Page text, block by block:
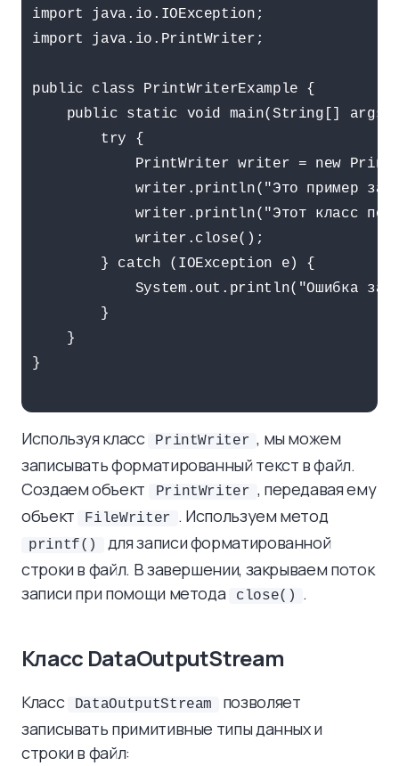
import java.io.IOException;
import java.io.PrintWriter;
public class PrintWriterExample {
public static void main(String[] args)
        try {
PrintWriter writer = new
writer.println("Это пример
writer.println("Этот класс
            writer.close();
        } catch (IOException e) {
System.out.println("Ошибка
        }
    }
}
Используя класс PrintWriter , мы можем
записывать форматированный текст в файл.
Создаем объект
PrintWriter , передавая ему
объект
FileWriter . Используем метод
printf()
для записи форматированной
строки в файл. В завершении, закрываем поток
записи при помощи метода
close() .
Класс DataOutputStream
Класс DataOutputStream
позволяет
записывать примитивные типы данных и
строки в файл: